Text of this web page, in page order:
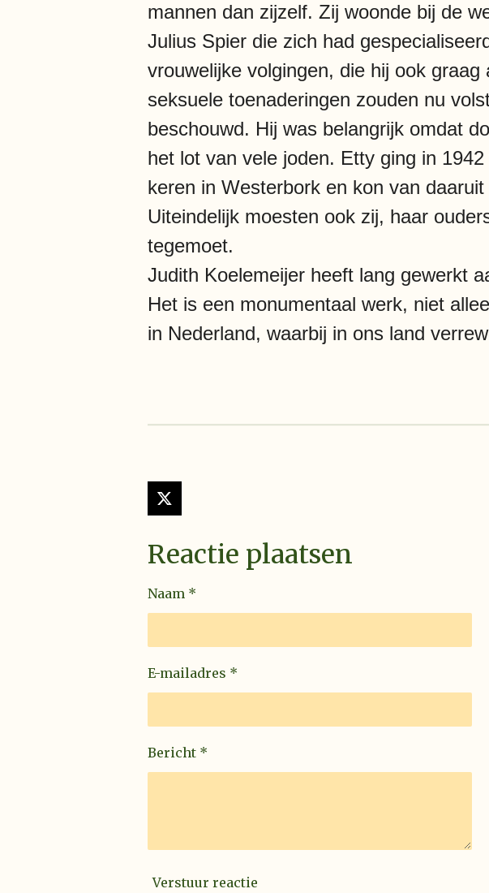
mannen dan zijzelf. Zij woonde bij de
Julius Spier die zich had
vrouwelijke volgingen, die hij ook
seksuele toenaderingen zouden nu
beschouwd. Hij was belangrijk omdat
het lot van vele joden. Etty ging in
keren in Westerbork en kon van
Uiteindelijk moesten ook zij, haar
tegemoet.
Judith Koelemeijer heeft lang gewerkt
Het is een monumentaal werk, niet
in Nederland, waarbij in ons land
X
Reactie plaatsen
Naam *
E-mailadres *
Bericht *
Verstuur reactie